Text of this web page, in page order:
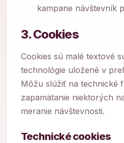
kampane návštevník
3. Cookies
Cookies sú malé textové
technológie uložené v
Môžu slúžiť na technické
zapamätanie niektorých
meranie návštevnosti.
Technické cookies